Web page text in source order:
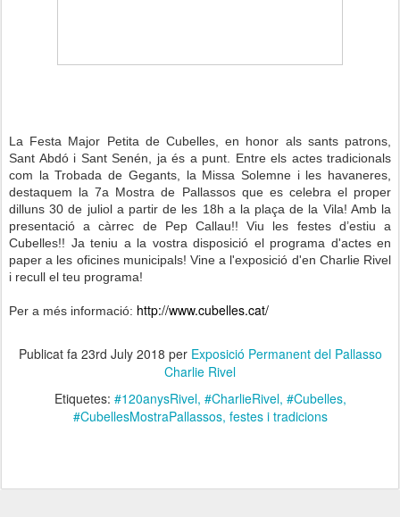
La Festa Major Petita de Cubelles, en honor als sants patrons,
Sant Abdó i Sant Senén, ja és a punt. Entre els actes tradicionals
com la Trobada de Gegants, la Missa Solemne i les havaneres,
destaquem la 7a Mostra de Pallassos que es celebra el proper
dilluns 30 de juliol a partir de les 18h a la plaça de la Vila! Amb la
presentació a càrrec de Pep Callau!! Viu les festes d’estiu a
Cubelles!! Ja teniu a la vostra disposició el programa d'actes en
paper a les oficines municipals! Vine a l'exposició d'en Charlie Rivel
i recull el teu programa!
Per a més informació: http://www.cubelles.cat/
Publicat fa 23rd July 2018 per Exposició Permanent del Pallasso
Charlie Rivel
Etiquetes: #120anysRivel #CharlieRivel #Cubelles
#CubellesMostraPallassos festes i tradicions